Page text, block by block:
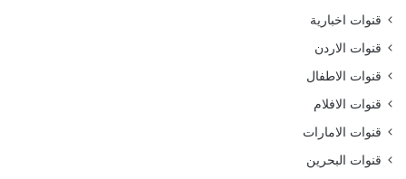
قنوات اخبارية
قنوات الاردن
قنوات الاطفال
قنوات الافلام
قنوات الامارات
قنوات البحرين